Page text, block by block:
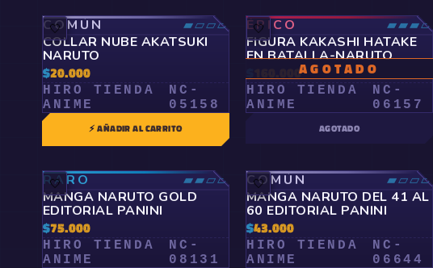
🤍
COMÚN
▰▱▱▱
COLLAR NUBE AKATSUKI
NARUTO
$20.000
HIRO TIENDA
ANIME
NC-
05158
⚡ AÑADIR AL CARRITO
🤍
AGOTADO
ÉPICO
▰▰▰▱
FIGURA KAKASHI HATAKE
EN BATALLA-NARUTO
160.000
HIRO TIENDA
ANIME
NC-
06157
AGOTADO
🤍
RARO
▰▰▱▱
MANGA NARUTO GOLD
EDITORIAL PANINI
$75.000
HIRO TIENDA
ANIME
NC-
08131
🤍
COMÚN
▰▱▱▱
MANGA NARUTO DEL 41 AL
60 EDITORIAL PANINI
$43.000
HIRO TIENDA
ANIME
NC-
06644